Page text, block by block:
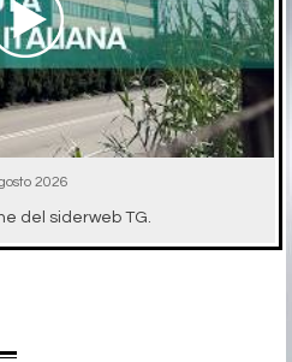
2026
del siderweb TG.